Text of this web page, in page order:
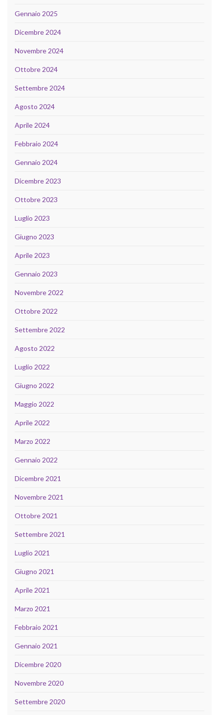
Gennaio 2025
Dicembre 2024
Novembre 2024
Ottobre 2024
Settembre 2024
Agosto 2024
Aprile 2024
Febbraio 2024
Gennaio 2024
Dicembre 2023
Ottobre 2023
Luglio 2023
Giugno 2023
Aprile 2023
Gennaio 2023
Novembre 2022
Ottobre 2022
Settembre 2022
Agosto 2022
Luglio 2022
Giugno 2022
Maggio 2022
Aprile 2022
Marzo 2022
Gennaio 2022
Dicembre 2021
Novembre 2021
Ottobre 2021
Settembre 2021
Luglio 2021
Giugno 2021
Aprile 2021
Marzo 2021
Febbraio 2021
Gennaio 2021
Dicembre 2020
Novembre 2020
Settembre 2020